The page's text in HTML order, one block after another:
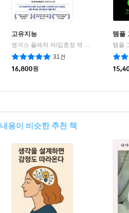
고유지능
앵거스 플레처 저/김효정 역 |
인플루엔셜
31건
16,800원
템플
템플
내용이 비슷한 추천 책